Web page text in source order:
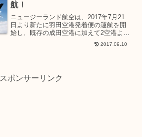
航！
ニュージーランド航空は、2017年7月21
日より新たに羽田空港発着便の運航を開
始し、既存の成田空港に加えて2空港より
利用出来るようになります。現在、ニュ
ージーランド航空は成田国際空港よりデ
2017.09.10
スポンサーリンク